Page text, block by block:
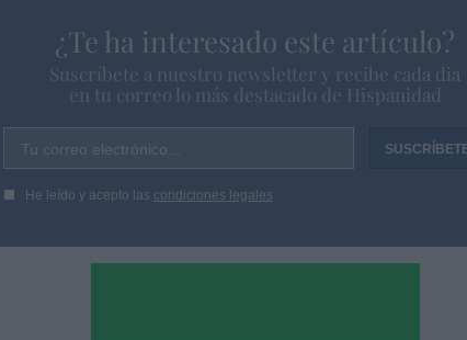
¿Te ha interesado este artículo?
Suscríbete a nuestro newsletter y recibe cada dia
en tu correo lo más destacado de Hispanidad
Tu correo electrónico...
He leído y acepto las condiciones legales